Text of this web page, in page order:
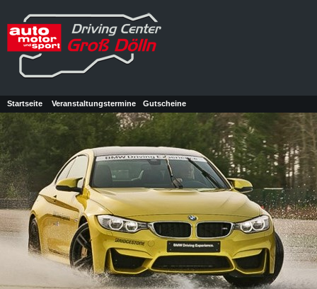
Startseite Veranstaltungstermine Gutscheine